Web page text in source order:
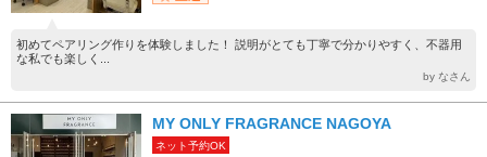
初めてペアリング作りを体験しました！ 説明がとても丁寧で分かりやすく、不器用
な私でも楽しく...
by なさん
MY ONLY FRAGRANCE NAGOYA
ネット予約OK